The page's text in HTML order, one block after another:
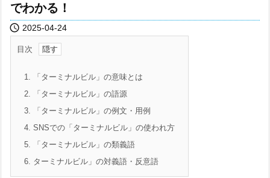
でわかる！
 2025-04-24
目次
1. 「ターミナルビル」の意味とは
2. 「ターミナルビル」の語源
3. 「ターミナルビル」の例文・用例
4. SNSでの「ターミナルビル」の使われ方
5. 「ターミナルビル」の類義語
6. ターミナルビル」の対義語・反意語